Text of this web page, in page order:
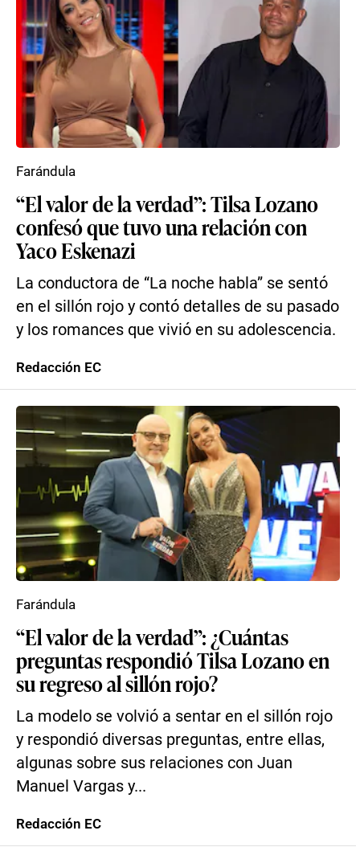
“El valor de la verdad”: Tilsa Lozano
confesó que tuvo una relación con
Yaco Eskenazi
La conductora de “La noche habla” se sentó
en el sillón rojo y contó detalles de su pasado
y los romances que vivió en su adolescencia.
Farándula
Redacción EC
“El valor de la verdad”: ¿Cuántas
preguntas respondió Tilsa Lozano en
su regreso al sillón rojo?
La modelo se volvió a sentar en el sillón rojo
y respondió diversas preguntas, entre ellas,
algunas sobre sus relaciones con Juan
Manuel Vargas y...
Farándula
Redacción EC